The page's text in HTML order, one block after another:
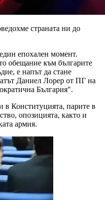
страната ни до
епохален момент.
обещание към българите
е напът да стане
Даниел Лорер от ПГ на
България".
в Конституцията, парите в
опозицията, както и
армия.